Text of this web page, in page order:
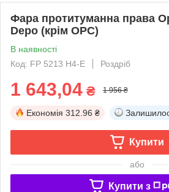
Фара протитуманна права
Depo (крім OPC)
В наявності
Код: FP 5213 H4-E
Роздріб
1 643,04 ₴ 1 956 ₴
Економія 312.96 ₴
Купити
або
Купити з